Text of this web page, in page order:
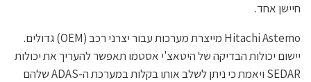
חיישן אחד.
Hitachi Astemo מייצרת מערכות עבור יצרני רכב (OEM) גדולים.
יישום יכולות הבדיקה של היטאצ'י אסטמו תאפשר להעריך את יכולות
SEDAR ויאמת כי ניתן לשלב אותו בקלות במערכת ה-ADAS שלהם